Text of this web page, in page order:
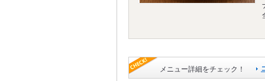
メニュー詳細をチェック！